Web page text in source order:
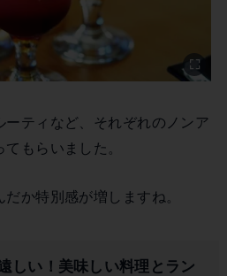
ーティなど、それぞれのノンア
もらいました。
か特別感が増しますね。
しい！美味しい料理とラン